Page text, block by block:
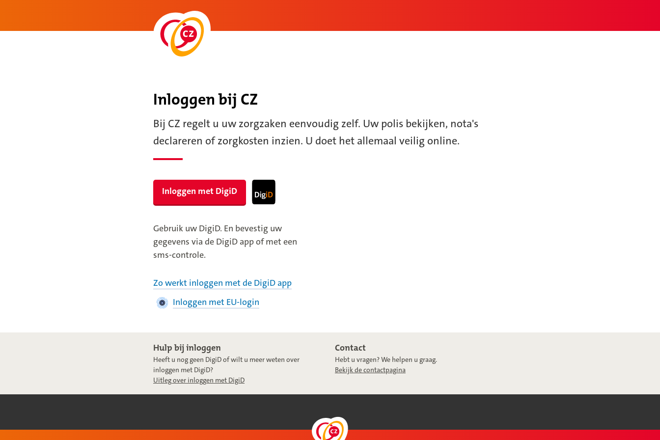
Inloggen bij CZ
Bij CZ regelt u uw zorgzaken eenvoudig zelf. Uw polis bekijken, nota's
declareren of zorgkosten inzien. U doet het allemaal veilig online.
n
l
o
g
g
e
n
e
t
D
Inloggen met DigiD
Gebruik uw DigiD. En bevestig uw
gegevens via de DigiD app of met een
sms-controle.
Zo werkt inloggen met de DigiD app
Inloggen met EU-login
Hulp bij inloggen
Heeft u nog geen DigiD of wilt u meer weten over
inloggen met DigiD?
Uitleg over inloggen met DigiD
Contact
Hebt u vragen? We helpen u graag.
Bekijk de contactpagina